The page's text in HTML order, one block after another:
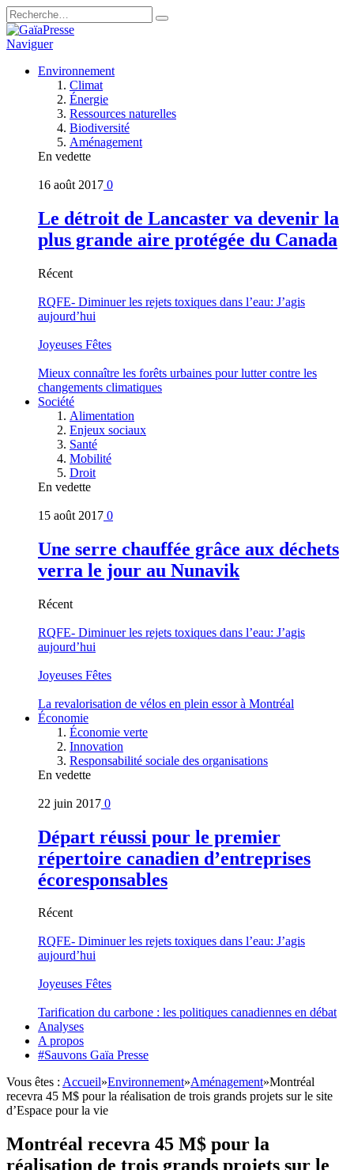
Naviguer
Environnement
Climat
Énergie
Ressources naturelles
Biodiversité
Aménagement
En vedette
16 août 2017 0
Le détroit de Lancaster va devenir la
plus grande aire protégée du Canada
Récent
RQFE- Diminuer les rejets toxiques dans l’eau: J’agis
aujourd’hui
Joyeuses Fêtes
Mieux connaître les forêts urbaines pour lutter contre les
changements climatiques
Société
Alimentation
Enjeux sociaux
Santé
Mobilité
Droit
En vedette
15 août 2017 0
Une serre chauffée grâce aux déchets
verra le jour au Nunavik
Récent
RQFE- Diminuer les rejets toxiques dans l’eau: J’agis
aujourd’hui
Joyeuses Fêtes
La revalorisation de vélos en plein essor à Montréal
Économie
Économie verte
Innovation
Responsabilité sociale des organisations
En vedette
22 juin 2017 0
Départ réussi pour le premier
répertoire canadien d’entreprises
écoresponsables
Récent
RQFE- Diminuer les rejets toxiques dans l’eau: J’agis
aujourd’hui
Joyeuses Fêtes
Tarification du carbone : les politiques canadiennes en débat
Analyses
A propos
#Sauvons Gaïa Presse
Vous êtes : Accueil»Environnement»Aménagement»Montréal
recevra 45 M$ pour la réalisation de trois grands projets sur le site
d’Espace pour la vie
Montréal recevra 45 M$ pour la
réalisation de trois grands projets sur le